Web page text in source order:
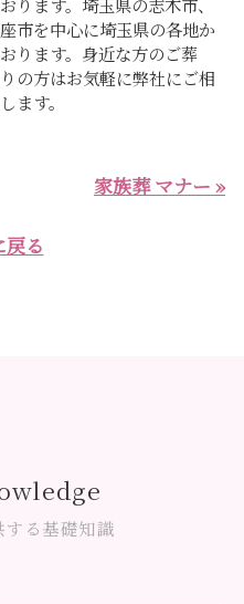
ります。埼玉県の志木市、
市を中心に埼玉県の各地か
ります。身近な方のご葬
の方はお気軽に弊社にご相
ます。
家族葬 マナー »
戻る
る基礎知識